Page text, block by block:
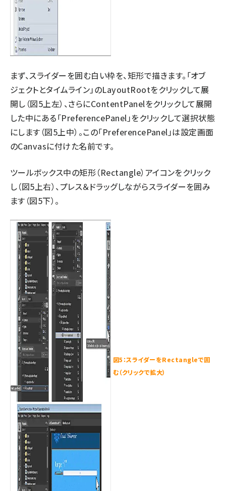
まず、スライダーを囲む白い枠を、矩形で描きます。「オブ
ジェクトとタイムライン」のLayoutRootをクリックして展
開し（図5上左）、さらにContentPanelをクリックして展開
した中にある「PreferencePanel」をクリックして選択状態
にします（図5上中）。この「PreferencePanel」は設定画面
のCanvasに付けた名前です。
ツールボックス中の矩形（Rectangle）アイコンをクリック
し（図5上右）、プレス＆ドラッグしながらスライダーを囲み
ます（図5下）。
図5：スライダーをRectangleで囲
む（クリックで拡大）